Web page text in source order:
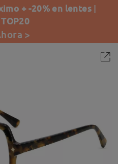
+ -20% en lentes |
TOP20
>